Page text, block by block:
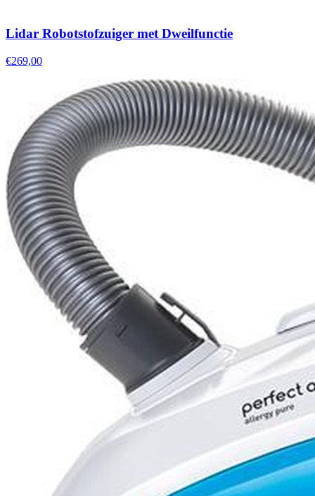
Lidar Robotstofzuiger met Dweilfunctie
€269,00